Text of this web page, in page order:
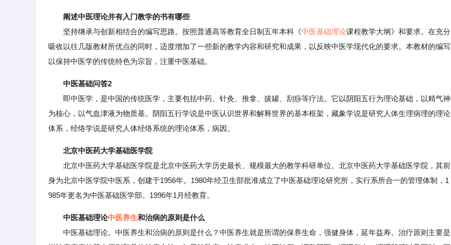
阐述中医理论并有入门教学的书有哪些
坚持继承与创新相结合的编写思路。按照普通高等教育全日制五年本科《中医基础理论课程教学大纲》和要求。在充分
吸收以往几版教材所优点的同时，适度增加了一些新的教学内容和研究和成果，以反映中医学现代化的要求。本教材的编写
以保持中医学的传统特色为宗旨，注重中医基础。
中医基础问答2
即中医学，是中国的传统医学，主要包括中药、针灸、推拿、拔罐、刮痧等疗法。它以阴阳五行为理论基础，以精气神
为核心，以气血津液为物质基。阴阳五行学说是中医认识世界和解释世界的基本框架，藏象学说是研究人体生理病理的理论
体系，经络学说是研究人体经络系统的理论体系，病因。
北京中医药大学基础医学院
北京中医药大学基础医学院是北京中医药大学历史最长、规模最大的教学科研单位。北京中医药大学基础医学院，其前
身为北京中医学院中医系，创建于1956年。1980年经卫生部批准成立了中医基础理论研究所，实行系所合一的管理体制，1
985年更名为中医基础医学部。1996年1月经教育。
中医基础理论中医养生和治病的原则是什么
中医基础理论。中医养生和治病的原则是什么？中医养生就是所谓的保养生命，强健身体，延年益寿。治疗原则主要是